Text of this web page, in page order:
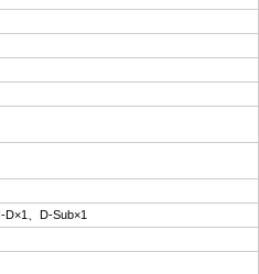
D×1、D-Sub×1